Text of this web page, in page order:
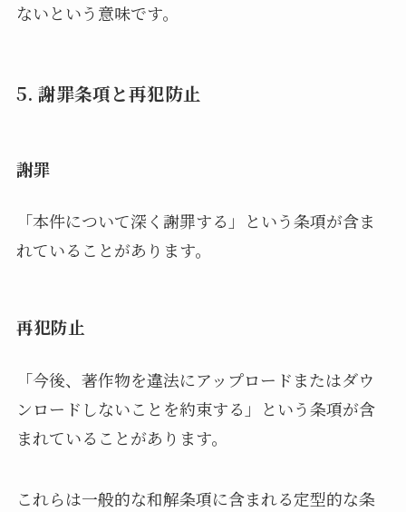
ないという意味です。
5. 謝罪条項と再犯防止
謝罪
「本件について深く謝罪する」という条項が含ま
れていることがあります。
再犯防止
「今後、著作物を違法にアップロードまたはダウ
ンロードしないことを約束する」という条項が含
まれていることがあります。
これらは一般的な和解条項に含まれる定型的な条